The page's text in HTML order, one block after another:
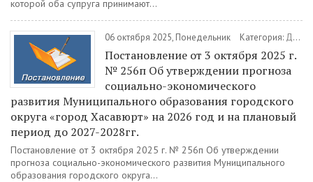
которой оба супруга принимают...
06 октября 2025, Понедельник Категория: Документы
Постановление от 3 октября 2025 г.
№ 256п Об утверждении прогноза
социально-экономического
развития Муниципального образования городского
округа «город Хасавюрт» на 2026 год и на плановый
период до 2027-2028гг.
Постановление от 3 октября 2025 г. № 256п Об утверждении
прогноза социально-экономического развития Муниципального
образования городского округа...